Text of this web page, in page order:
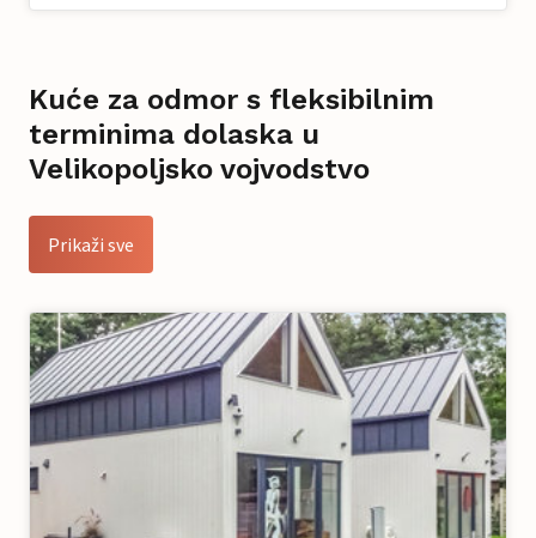
Kuće za odmor s fleksibilnim
terminima dolaska u
Velikopoljsko vojvodstvo
Prikaži sve